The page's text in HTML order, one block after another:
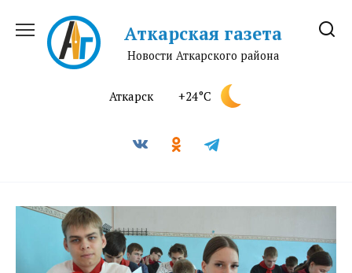
содержанию
Аткарская газета
Новости Аткарского района
Аткарск +24°C